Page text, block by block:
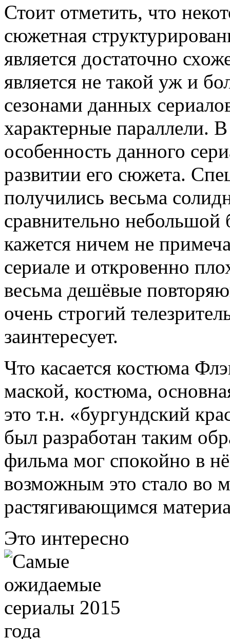
Стоит отметить, что
сюжетная
является достаточно
является не такой уж и
сезонами данных
характерные параллели.
особенность данного
развитии его сюжета.
получились весьма
сравнительно небольшой
кажется ничем не
сериале и откровенно
весьма дешёвые
очень строгий
заинтересует.
Что касается костюма
маской, костюма,
это т.н. «бургундский
был разработан таким
фильма мог спокойно в
возможным это стало во
растягивающимся
Это интересно